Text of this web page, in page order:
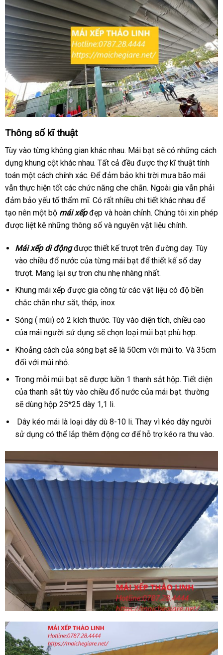
Thông số kĩ thuật
Tùy vào từng không gian khác nhau. Mái bạt sẽ có những cách
dựng khung cột khác nhau. Tất cả đều được thợ kĩ thuật tính
toán một cách chính xác. Để đảm bảo khi trời mưa bão mái
vẫn thực hiện tốt các chức năng che chắn. Ngoài gia vẫn phải
đảm bảo yếu tố thẩm mĩ. Có rất nhiều chi tiết khác nhau để
tạo nên một bộ mái xếpđẹp và hoàn chỉnh. Chúng tôi xin phép
được liệt kê những thông số và nguyên vật liệu chính.
Mái xếp di độngđược thiết kế trượt trên đường day. Tùy
vào chiều đổ nước của từng mái bạt để thiết kế số day
trượt. Mang lại sự trơn chu nhẹ nhàng nhất.
Khung mái xếp được gia công từ các vật liệu có độ bền
chắc chắn như săt, thép, inox
Sóng ( múi) có 2 kích thước. Tùy vào diện tích, chiều cao
của mái người sử dụng sẽ chọn loại múi bạt phù hợp.
Khoảng cách của sóng bạt sẽ là 50cm với múi to. Và 35cm
đối với múi nhỏ.
Trong mỗi múi bạt sẽ được luồn 1 thanh sắt hộp. Tiết diện
của thanh sắt tùy vào chiều đổ nước của mái bạt. thường
sẽ dùng hộp 25*25 dày 1,1 li.
Dây kéo mái là loại dây dù 8-10 li. Thay vì kéo dây người
sử dụng có thể lắp thêm động cơ để hỗ trợ kéo ra thu vào.